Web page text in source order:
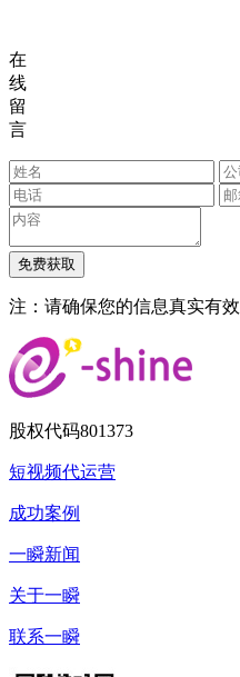
在
线
留
言
注：请确保您的信息真实有效
股权代码801373
短视频代运营
成功案例
一瞬新闻
关于一瞬
联系一瞬